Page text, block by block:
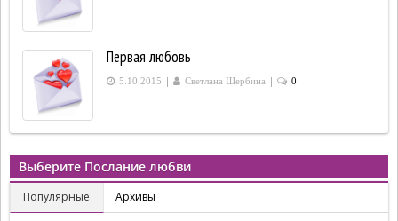
Первая любовь
5.10.2015 | Светлана Щербина | 0
Выберите Послание любви
Популярные Архивы